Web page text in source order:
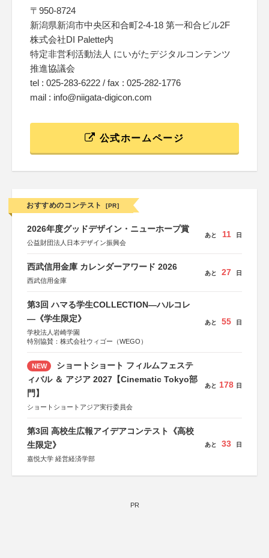
〒950-8724
新潟県新潟市中央区和合町2-4-18 第一和合ビル2F
株式会社DI Palette内
特定非営利活動法人 にいがたデジタルコンテンツ
推進協議会
tel : 025-283-6222 / fax : 025-282-1776
mail : info@niigata-digicon.com
公式ホームページ
おすすめのコンテスト [PR]
2026年度グッドデザイン・ニューホープ賞
公益財団法人日本デザイン振興会
あと 11 日
西武信用金庫 カレンダーアワード 2026
西武信用金庫
あと 27 日
第3回 ハマる学生COLLECTION―ハルコレ
―《学生限定》
学校法人岩崎学園
特別協賛：株式会社ウィゴー（WEGO）
あと 55 日
NEW
ショートショート フィルムフェステ
ィバル ＆ アジア 2027【Cinematic Tokyo部
門】
ショートショートアジア実行委員会
あと 178 日
第3回 高校生広報アイデアコンテスト《高校
生限定》
嘉悦大学 経営経済学部
あと 33 日
PR